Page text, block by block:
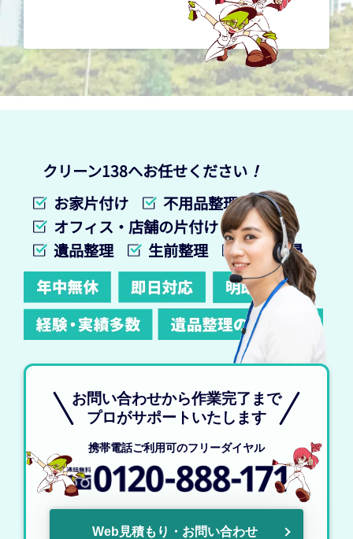
クリーン138へお任せください ！
お家片付け
不用品整理
オフィス・店舗の片付け
遺品整理
生前整理 特殊清掃
お問い合わせから作業完了まで
プロがサポートいたします
携帯電話ご利用可のフリーダイヤル
Web見積もり・お問い合わせ